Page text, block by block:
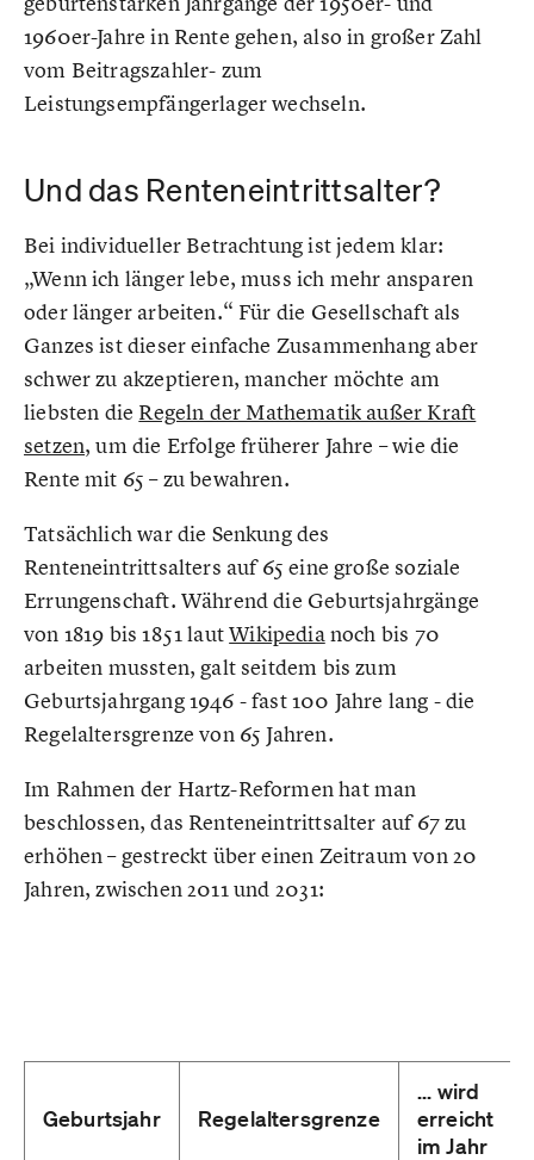
1960er-Jahre in Rente gehen, also in großer Zahl
vom Beitragszahler- zum
Leistungsempfängerlager wechseln.
Und das Renteneintrittsalter?
Bei individueller Betrachtung ist jedem klar:
„Wenn ich länger lebe, muss ich mehr ansparen
oder länger arbeiten.“ Für die Gesellschaft als
Ganzes ist dieser einfache Zusammenhang aber
schwer zu akzeptieren, mancher möchte am
liebsten die Regeln der Mathematik außer Kraft
setzen, um die Erfolge früherer Jahre – wie die
Rente mit 65 – zu bewahren.
Tatsächlich war die Senkung des
Renteneintrittsalters auf 65 eine große soziale
Errungenschaft. Während die Geburtsjahrgänge
von 1819 bis 1851 lautWikipedianoch bis 70
arbeiten mussten, galt seitdem bis zum
Geburtsjahrgang 1946 - fast 100 Jahre lang - die
Regelaltersgrenze von 65 Jahren.
Im Rahmen der Hartz-Reformen hat man
beschlossen, das Renteneintrittsalter auf 67 zu
erhöhen – gestreckt über einen Zeitraum von 20
Jahren, zwischen 2011 und 2031:
Geburtsjahr Regelaltersgrenze
... wird
erreicht
im Jahr